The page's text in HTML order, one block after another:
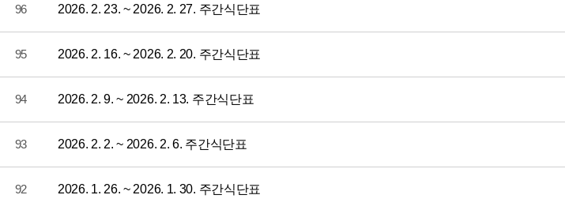
96 2026. 2. 23. ~ 2026. 2. 27. 주간식단표
95 2026. 2. 16. ~ 2026. 2. 20. 주간식단표
94 2026. 2. 9. ~ 2026. 2. 13. 주간식단표
93 2026. 2. 2. ~ 2026. 2. 6. 주간식단표
92 2026. 1. 26. ~ 2026. 1. 30. 주간식단표